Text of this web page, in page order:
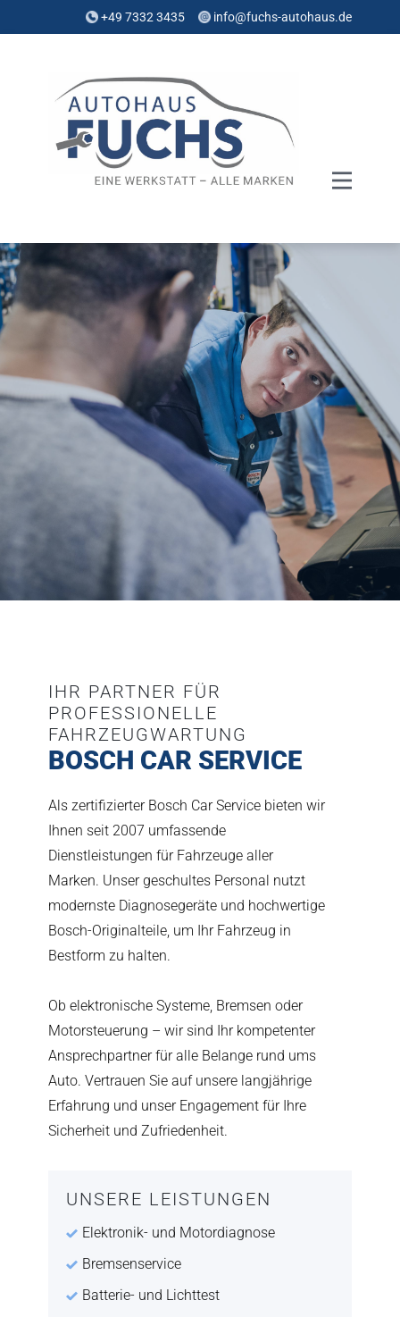
+49 7332 3435 info@fuchs-autohaus.de
IHR PARTNER FÜR
PROFESSIONELLE
FAHRZEUGWARTUNG
BOSCH CAR SERVICE
Als zertifizierter Bosch Car Service bieten wir
Ihnen seit 2007 umfassende
Dienstleistungen für Fahrzeuge aller
Marken. Unser geschultes Personal nutzt
modernste Diagnosegeräte und hochwertige
Bosch-Originalteile, um Ihr Fahrzeug in
Bestform zu halten.
Ob elektronische Systeme, Bremsen oder
Motorsteuerung – wir sind Ihr kompetenter
Ansprechpartner für alle Belange rund ums
Auto. Vertrauen Sie auf unsere langjährige
Erfahrung und unser Engagement für Ihre
Sicherheit und Zufriedenheit.
UNSERE LEISTUNGEN
Elektronik- und Motordiagnose
Bremsenservice
Batterie- und Lichttest